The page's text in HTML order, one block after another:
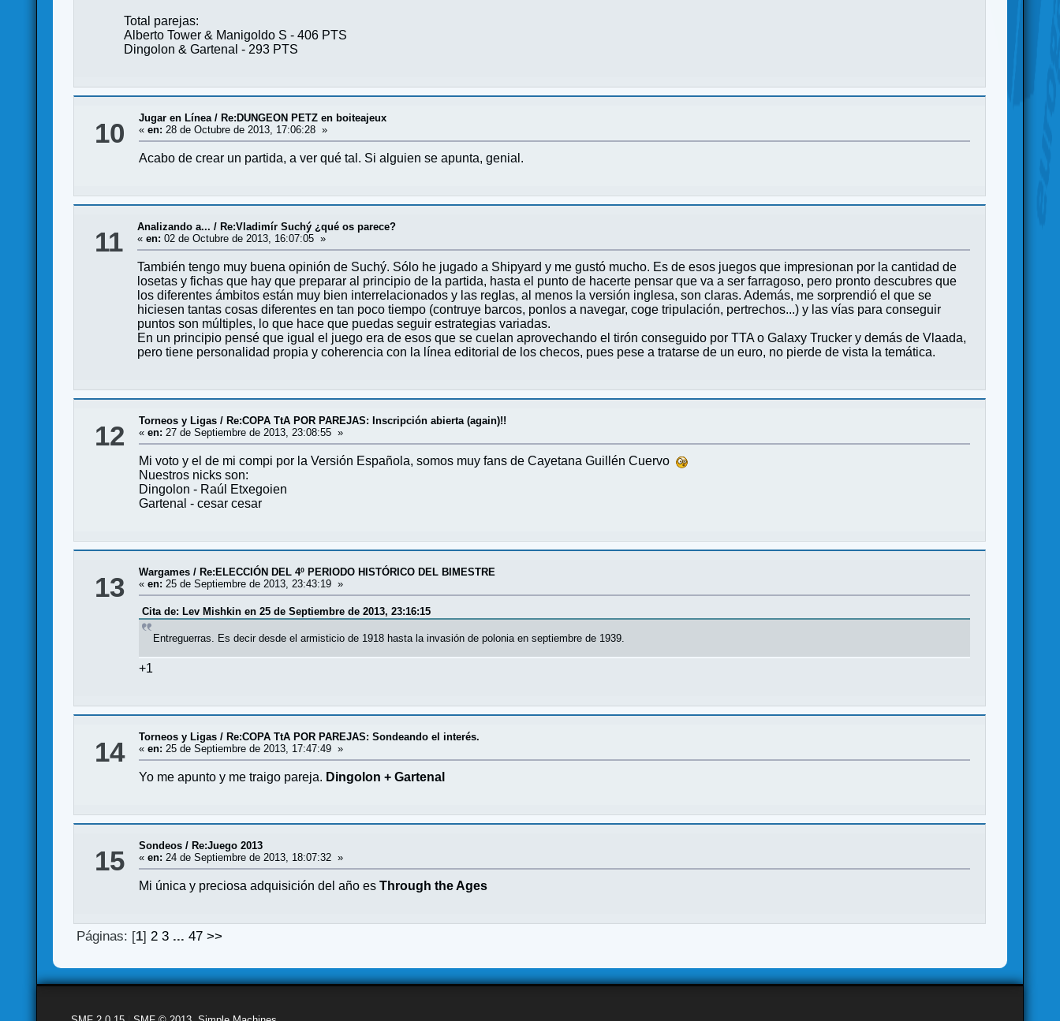
Total parejas:
Alberto Tower & Manigoldo S - 406 PTS
Dingolon & Gartenal - 293 PTS
10 Jugar en Línea/ Re:DUNGEON PETZ en boiteajeux
«en: 28 de Octubre de 2013, 17:06:28 »
Acabo de crear un partida, a ver qué tal. Si alguien se apunta, genial.
11 Analizando a... / Re:Vladimír Suchý ¿qué os parece?
«en: 02 de Octubre de 2013, 16:07:05 »
También tengo muy buena opinión de Suchý. Sólo he jugado a Shipyard y me gustó mucho. Es de esos juegos que impresionan por la cantidad de
losetas y fichas que hay que preparar al principio de la partida, hasta el punto de hacerte pensar que va a ser farragoso, pero pronto descubres que
los diferentes ámbitos están muy bien interrelacionados y las reglas, al menos la versión inglesa, son claras. Además, me sorprendió el que se
hiciesen tantas cosas diferentes en tan poco tiempo (contruye barcos, ponlos a navegar, coge tripulación, pertrechos...) y las vías para conseguir
puntos son múltiples, lo que hace que puedas seguir estrategias variadas.
En un principio pensé que igual el juego era de esos que se cuelan aprovechando el tirón conseguido por TTA o Galaxy Trucker y demás de Vlaada,
pero tiene personalidad propia y coherencia con la línea editorial de los checos, pues pese a tratarse de un euro, no pierde de vista la temática.
12 Torneos y Ligas / Re:COPA TtA POR PAREJAS: Inscripción abierta (again)!!
«en: 27 de Septiembre de 2013, 23:08:55 »
Mi voto y el de mi compi por la Versión Española, somos muy fans de Cayetana Guillén Cuervo
Nuestros nicks son:
Dingolon - Raúl Etxegoien
Gartenal - cesar cesar
13 Wargames / Re:ELECCIÓN DEL 4º PERIODO HISTÓRICO DEL BIMESTRE
«en: 25 de Septiembre de 2013, 23:43:19 »
Cita de: Lev Mishkin en 25 de Septiembre de 2013, 23:16:15
Entreguerras. Es decir desde el armisticio de 1918 hasta la invasión de polonia en septiembre de 1939.
+1
14 Torneos y Ligas / Re:COPA TtA POR PAREJAS: Sondeando el interés.
«en: 25 de Septiembre de 2013, 17:47:49 »
Yo me apunto y me traigo pareja. Dingolon + Gartenal
15 Sondeos / Re:Juego 2013
«en: 24 de Septiembre de 2013, 18:07:32 »
Mi única y preciosa adquisición del año esThrough the Ages
Páginas: [1] 2 3 ... 47 >>